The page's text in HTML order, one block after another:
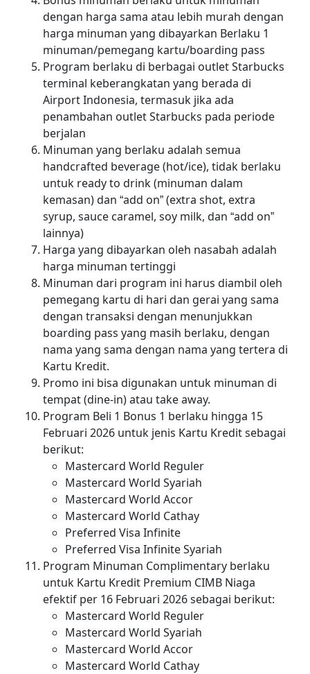
dengan harga sama atau lebih murah dengan
harga minuman yang dibayarkan Berlaku 1
minuman/pemegang kartu/boarding pass
Program berlaku di berbagai outlet Starbucks
terminal keberangkatan yang berada di
Airport Indonesia, termasuk jika ada
penambahan outlet Starbucks pada periode
berjalan
Minuman yang berlaku adalah semua
handcrafted beverage (hot/ice), tidak berlaku
untuk ready to drink (minuman dalam
kemasan) dan “add on” (extra shot, extra
syrup, sauce caramel, soy milk, dan “add on”
lainnya)
Harga yang dibayarkan oleh nasabah adalah
harga minuman tertinggi
Minuman dari program ini harus diambil oleh
pemegang kartu di hari dan gerai yang sama
dengan transaksi dengan menunjukkan
boarding pass yang masih berlaku, dengan
nama yang sama dengan nama yang tertera di
Kartu Kredit.
Promo ini bisa digunakan untuk minuman di
tempat (dine-in) atau take away.
Program Beli 1 Bonus 1 berlaku hingga 15
Februari 2026 untuk jenis Kartu Kredit sebagai
berikut:
Mastercard World Reguler
Mastercard World Syariah
Mastercard World Accor
Mastercard World Cathay
Preferred Visa Infinite
Preferred Visa Infinite Syariah
Program Minuman Complimentary berlaku
untuk Kartu Kredit Premium CIMB Niaga
efektif per 16 Februari 2026 sebagai berikut:
Mastercard World Reguler
Mastercard World Syariah
Mastercard World Accor
Mastercard World Cathay